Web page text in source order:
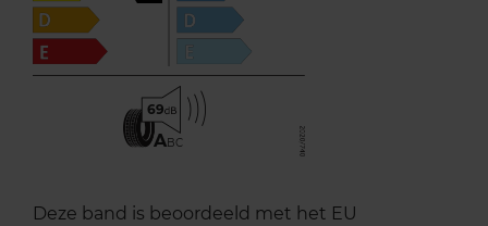
69
ABC
Deze band is beoordeeld met het EU